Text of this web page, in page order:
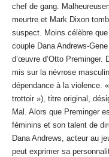
chef de gang.
meurtre et Mark Dixon
suspect. Moins célèbre que
couple Dana Andrews-
d’œuvre d’Otto Preminger.
mis sur la névrose
dépendance à la violence.
trottoir »), titre original,
Mal. Alors que Preminger
féminins et son talent de
Dana Andrews, acteur au
peut exprimer sa